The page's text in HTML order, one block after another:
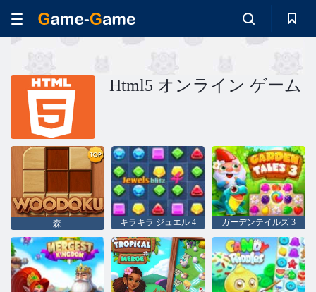
Html5 オンライン ゲーム
森 キラキラ ジュエル 4 ガーデンテイルズ 3